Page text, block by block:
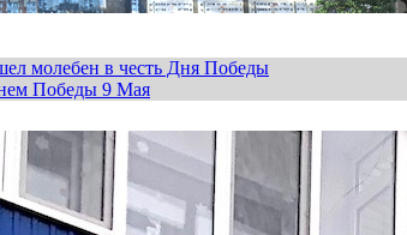
молебен в честь Дня Победы
Победы 9 Мая